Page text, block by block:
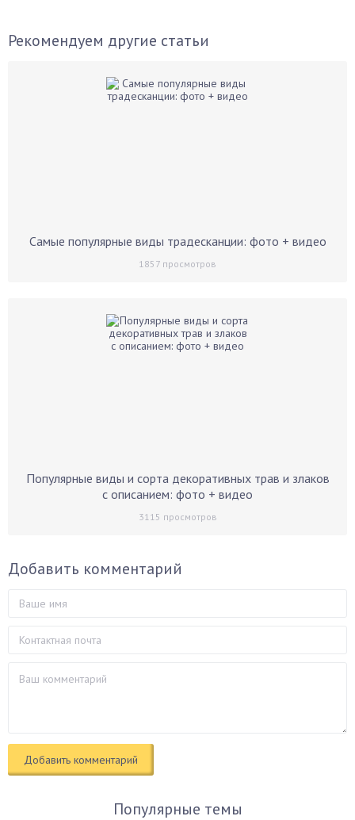
Рекомендуем другие статьи
Самые популярные виды традесканции: фото + видео
1857 просмотров
Популярные виды и сорта декоративных трав и злаков
с описанием: фото + видео
3115 просмотров
Добавить комментарий
Популярные темы